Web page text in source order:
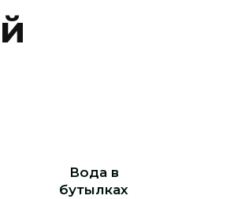
й
Вода в
бутылках